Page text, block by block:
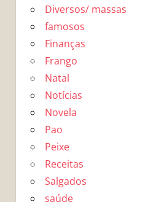
Diversos/ massas
famosos
Finanças
Frango
Natal
Notícias
Novela
Pao
Peixe
Receitas
Salgados
saúde